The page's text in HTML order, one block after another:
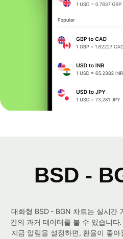
BSD -
대화형 BSD - BGN 차트는 실시간
간의 과거 데이터를 볼 수 있습니
지금 알림을 설정하면, 환율이 좋